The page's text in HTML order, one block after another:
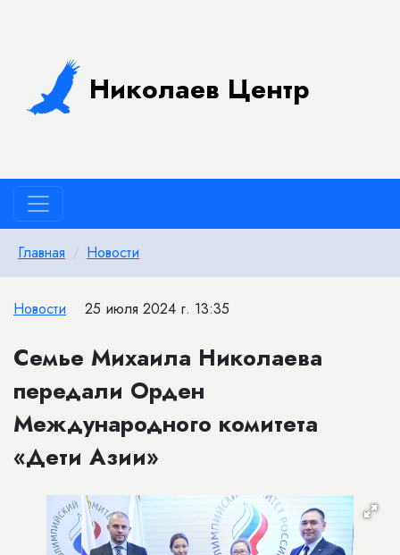
Николаев Центр
Главная Новости
Новости 25 июля 2024 г. 13:35
​Семье Михаила Николаева
передали Орден
Международного комитета
«Дети Азии»